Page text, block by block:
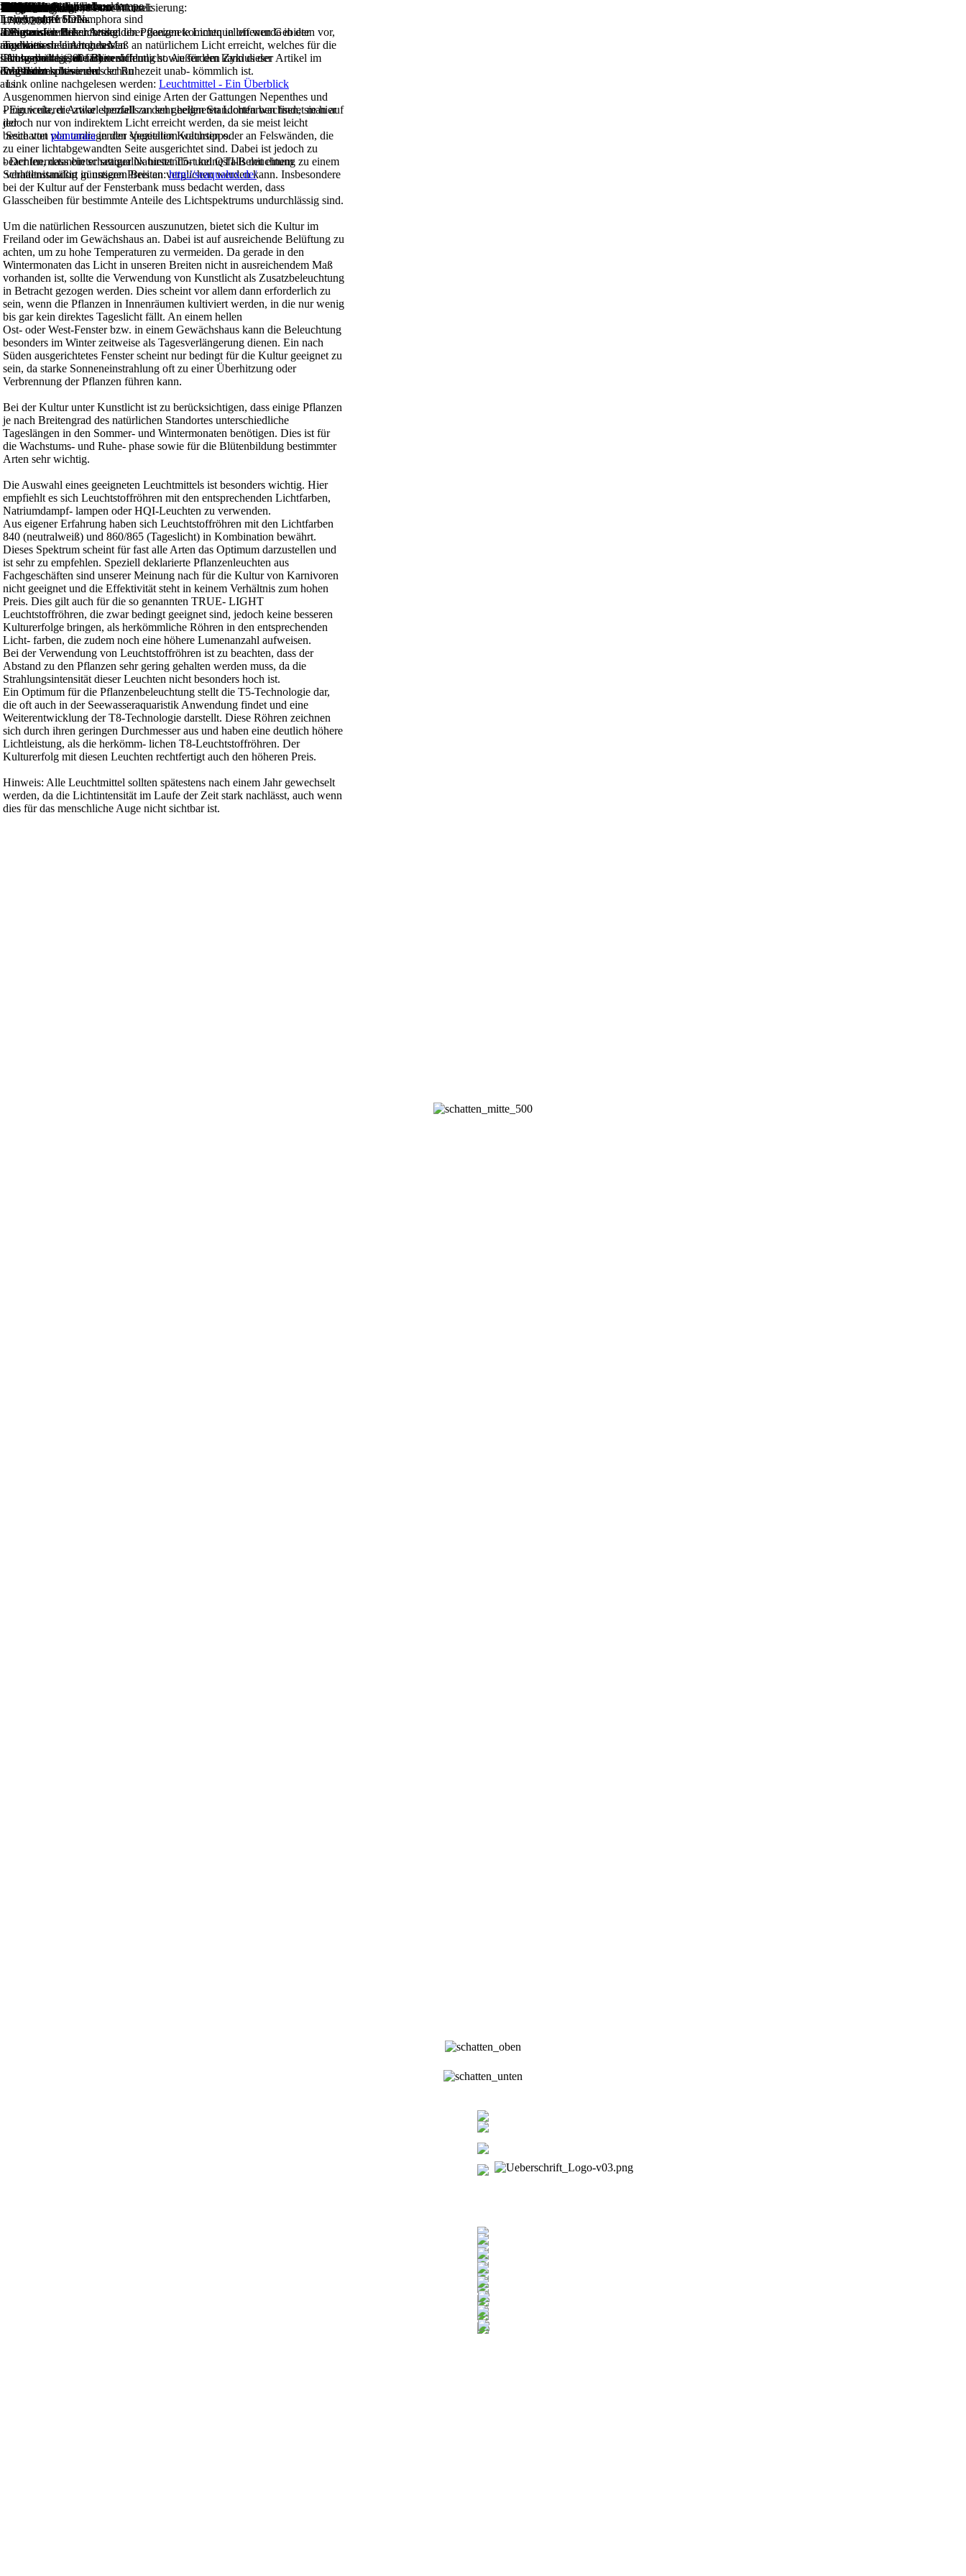
Impressum
STARTSEITE
>>KULTUR
>>Licht
Links
Literatur
Angebote
Diverses
Naturstandorte
Kultur
Gattungen & Arten
Artikel
Allgemeines
Licht
Temperatur
Wasser
Luftfeuchtigkeit
Substrate
Kulturmethoden
Licht
Die meisten fleischfressenden Pflanzen kommen in offenen Gebieten vor,
an denen sie ein hohes Maß an natürlichem Licht erreicht, welches für die
Photosynthese, die Blütenbildung sowie für den Zyklus der
Wachstumsphase und der Ruhezeit unab- kömmlich ist.
Ausgenommen hiervon sind einige Arten der Gattungen Nepenthes und
Pinguicula, die zwar ebenfalls an sehr hellen Standorten wachsen, sie hier
jedoch nur von indirektem Licht erreicht werden, da sie meist leicht
beschattet von umliegender Vegetation wachsen oder an Felswänden, die
zu einer lichtabgewandten Seite ausgerichtet sind. Dabei ist jedoch zu
beachten, dass ein schattiger Naturstandort keinesfalls mit einem
Schattenstandort in unseren Breiten verglichen werden kann. Insbesondere
bei der Kultur auf der Fensterbank muss bedacht werden, dass
Glasscheiben für bestimmte Anteile des Lichtspektrums undurchlässig sind.
Um die natürlichen Ressourcen auszunutzen, bietet sich die Kultur im
Freiland oder im Gewächshaus an. Dabei ist auf ausreichende Belüftung zu
achten, um zu hohe Temperaturen zu vermeiden. Da gerade in den
Wintermonaten das Licht in unseren Breiten nicht in ausreichendem Maß
vorhanden ist, sollte die Verwendung von Kunstlicht als Zusatzbeleuchtung
in Betracht gezogen werden. Dies scheint vor allem dann erforderlich zu
sein, wenn die Pflanzen in Innenräumen kultiviert werden, in die nur wenig
bis gar kein direktes Tageslicht fällt. An einem hellen
Ost- oder West-Fenster bzw. in einem Gewächshaus kann die Beleuchtung
besonders im Winter zeitweise als Tagesverlängerung dienen. Ein nach
Süden ausgerichtetes Fenster scheint nur bedingt für die Kultur geeignet zu
sein, da starke Sonneneinstrahlung oft zu einer Überhitzung oder
Verbrennung der Pflanzen führen kann.
Bei der Kultur unter Kunstlicht ist zu berücksichtigen, dass einige Pflanzen
je nach Breitengrad des natürlichen Standortes unterschiedliche
Tageslängen in den Sommer- und Wintermonaten benötigen. Dies ist für
die Wachstums- und Ruhe- phase sowie für die Blütenbildung bestimmter
Arten sehr wichtig.
Die Auswahl eines geeigneten Leuchtmittels ist besonders wichtig. Hier
empfiehlt es sich Leuchtstoffröhren mit den entsprechenden Lichtfarben,
Natriumdampf- lampen oder HQI-Leuchten zu verwenden.
Aus eigener Erfahrung haben sich Leuchtstoffröhren mit den Lichtfarben
840 (neutralweiß) und 860/865 (Tageslicht) in Kombination bewährt.
Dieses Spektrum scheint für fast alle Arten das Optimum darzustellen und
ist sehr zu empfehlen. Speziell deklarierte Pflanzenleuchten aus
Fachgeschäften sind unserer Meinung nach für die Kultur von Karnivoren
nicht geeignet und die Effektivität steht in keinem Verhältnis zum hohen
Preis. Dies gilt auch für die so genannten TRUE- LIGHT
Leuchtstoffröhren, die zwar bedingt geeignet sind, jedoch keine besseren
Kulturerfolge bringen, als herkömmliche Röhren in den entsprechenden
Licht- farben, die zudem noch eine höhere Lumenanzahl aufweisen.
Bei der Verwendung von Leuchtstoffröhren ist zu beachten, dass der
Abstand zu den Pflanzen sehr gering gehalten werden muss, da die
Strahlungsintensität dieser Leuchten nicht besonders hoch ist.
Ein Optimum für die Pflanzenbeleuchtung stellt die T5-Technologie dar,
die oft auch in der Seewasseraquaristik Anwendung findet und eine
Weiterentwicklung der T8-Technologie darstellt. Diese Röhren zeichnen
sich durch ihren geringen Durchmesser aus und haben eine deutlich höhere
Lichtleistung, als die herkömm- lichen T8-Leuchtstoffröhren. Der
Kulturerfolg mit diesen Leuchten rechtfertigt auch den höheren Preis.
Hinweis: Alle Leuchtmittel sollten spätestens nach einem Jahr gewechselt
werden, da die Lichtintensität im Laufe der Zeit stark nachlässt, auch wenn
dies für das menschliche Auge nicht sichtbar ist.
NAHDL-
Leuchtmittel SON-
T Agro
Natriumdampfhochdrucklampe
HQI-Lampe
Einige ausgewählte Leuchtmittel:
Weiterführende Links:
- Ein ausführlicher Artikel über geeignete Lichtquellen wurde in der
Taublatt-
Ausgabe 41 (2001/3) veröffentlicht. Außerdem kann dieser Artikel im
folgenden
Link online nachgelesen werden: Leuchtmittel - Ein Überblick
- Ein weiterer Artikel speziell zu den geeigneten Lichtfarben findet man auf
der
Seite vonplantararain den speziellen Kulturtipps.
- Der Inernetanbieter seaqualux bietet T5- und QTI-Beleuchtung zu einem
verhältnismäßig günstigen Preis an:http://seaqualux.de/
© Markus Welge | Letzte Aktualisierung:
17.09.2007
Heliamphora pulchella
Insbesondere Heliamphora sind
auf intensive Beleuchtung
angewiesen. Unter guten
Lichtverhältnissen färben sich
die Pflanzen besonders schön
aus.
STARTSEITE
>>KULTUR
>>Licht
Kultur von Pinguicula unter
Leucht- stoffröhren.
Insbesondere die
mexikanischen Arten lassen
sich hervorragend unter
Kunstlicht kultivieren.